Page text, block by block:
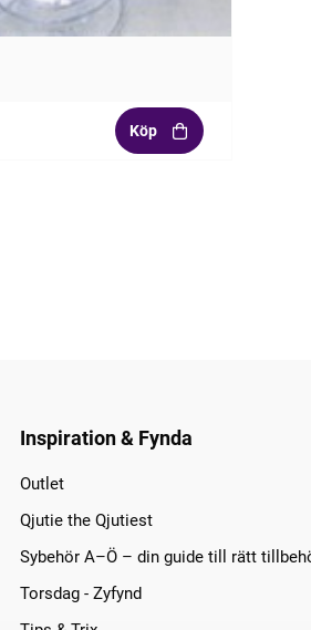
Köp
Inspiration & Fynda
Outlet
Qjutie the Qjutiest
Sybehör A–Ö – din guide till rätt
Torsdag - Zyfynd